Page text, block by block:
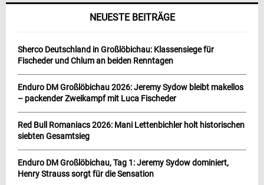
NEUESTE BEITRÄGE
Sherco Deutschland in Großlöbichau: Klassensiege für
Fischeder und Chlum an beiden Renntagen
Enduro DM Großlöbichau 2026: Jeremy Sydow bleibt makellos
– packender Zweikampf mit Luca Fischeder
Red Bull Romaniacs 2026: Mani Lettenbichler holt historischen
siebten Gesamtsieg
Enduro DM Großlöbichau, Tag 1: Jeremy Sydow dominiert,
Henry Strauss sorgt für die Sensation